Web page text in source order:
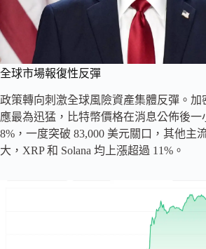
全球市場報復性反彈
政策轉向刺激全球風險資產集體反彈。加
應最為迅猛，比特幣價格在消息公佈後一
8%，一度突破 83,000 美元關口，其他主
大，XRP 和 Solana 均上漲超過 11%。